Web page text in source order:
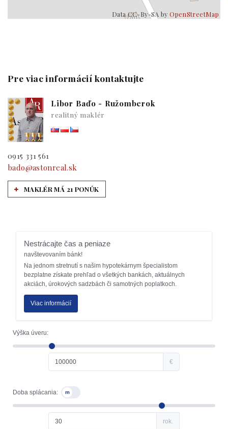
Data CC-By-SA byOpenStreetMap
Pre viac informácií kontaktujte
Libor Baďo - Ružomberok
realitný maklér
0915 331 561
bado@astonreal.sk
MAKLÉR MÁ 21 PONÚK